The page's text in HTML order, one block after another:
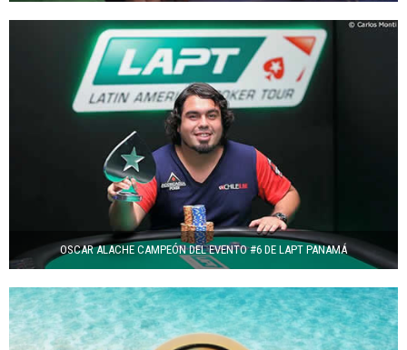
OSCAR ALACHE CAMPEÓN DEL EVENTO #6 DE LAPT PANAMÁ